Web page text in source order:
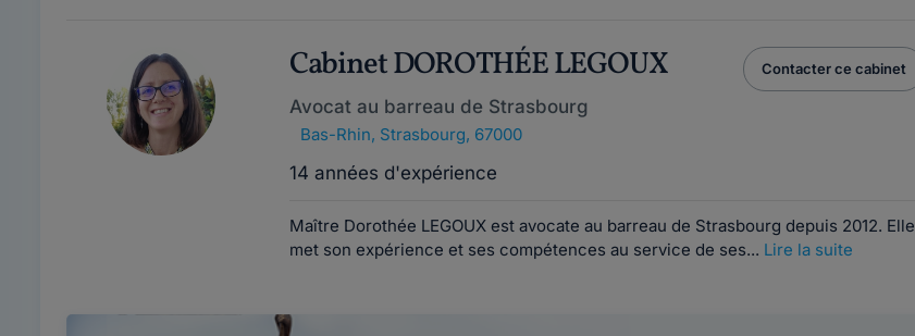
Cabinet DOROTHÉE LEGOUX
Avocat au barreau de Strasbourg
Bas-Rhin, Strasbourg, 67000
14 années d'expérience
Contacter ce cabinet
Maître Dorothée LEGOUX est avocate au barreau de Strasbourg depuis 2012. Elle
met son expérience et ses compétences au service de ses... Lire la suite